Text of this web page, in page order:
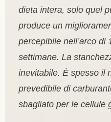
dieta intera, solo quel
produce un
percepibile nell’arco di
settimane. La
inevitabile. È spesso il
prevedibile di
sbagliato per le cellule